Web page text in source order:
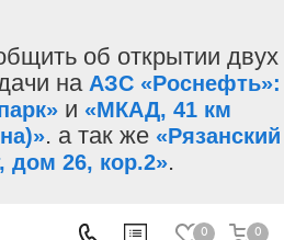
об открытии двух
на АЗС «Роснефть»:
и «МКАД, 41 км
. а так же «Рязанский
дом 26, кор.2».
0 0